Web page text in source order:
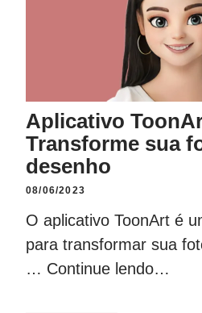
Aplicativo
Transforme sua
desenho
08/06/2023
O aplicativo ToonArt é
para transformar sua
… Continue lendo…